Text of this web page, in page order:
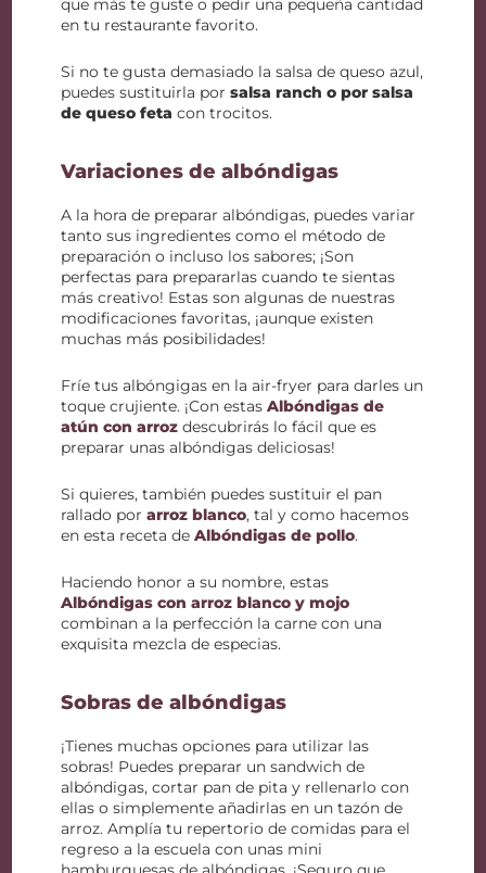
que más te guste o pedir una pequeña cantidad
en tu restaurante favorito.
Si no te gusta demasiado la salsa de queso azul,
puedes sustituirla porsalsa ranch o por salsa
de queso feta con trocitos.
Variaciones de albóndigas
A la hora de preparar albóndigas, puedes variar
tanto sus ingredientes como el método de
preparación o incluso los sabores; ¡Son
perfectas para prepararlas cuando te sientas
más creativo! Estas son algunas de nuestras
modificaciones favoritas, ¡aunque existen
muchas más posibilidades!
Fríe tus albóngigas en la air-fryer para darles un
toque crujiente. ¡Con estasAlbóndigas de
atún con arroz descubrirás lo fácil que es
preparar unas albóndigas deliciosas!
Si quieres, también puedes sustituir el pan
rallado porarroz blanco, tal y como hacemos
en esta receta deAlbóndigas de pollo.
Haciendo honor a su nombre, estas
Albóndigas con arroz blanco y mojo
combinan a la perfección la carne con una
exquisita mezcla de especias.
Sobras de albóndigas
¡Tienes muchas opciones para utilizar las
sobras! Puedes preparar un sandwich de
albóndigas, cortar pan de pita y rellenarlo con
ellas o simplemente añadirlas en un tazón de
arroz. Amplía tu repertorio de comidas para el
regreso a la escuela con unas mini